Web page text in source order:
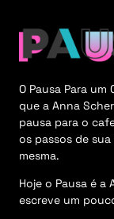
u
O Pausa Para
que a Anna
pausa para o
os passos de
mesma.
Hoje o Pausa é a
escreve um